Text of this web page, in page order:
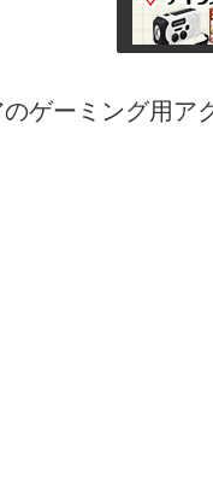
のゲーミング用ア